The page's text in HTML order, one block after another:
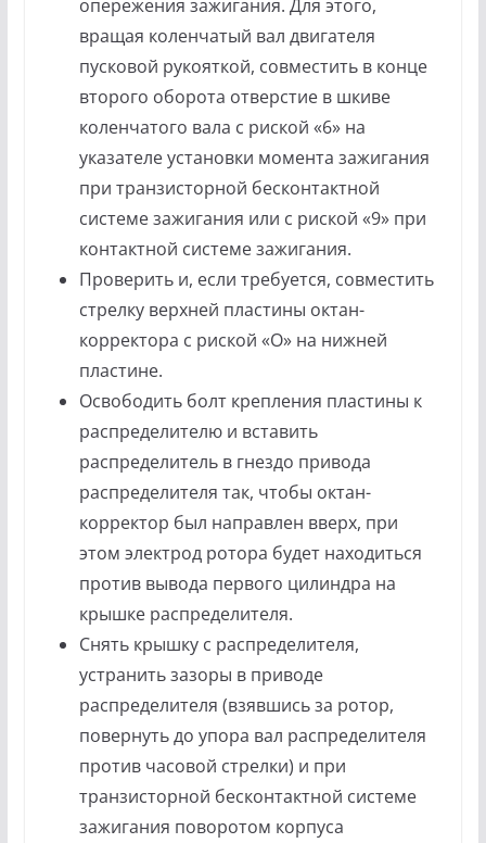
опережения зажигания. Для этого,
вращая коленчатый вал двигателя
пусковой рукояткой, совместить в конце
второго оборота отверстие в шкиве
коленчатого вала с риской «6» на
указателе установки момента зажигания
при транзисторной бесконтактной
системе зажигания или с риской «9» при
контактной системе зажигания.
Проверить и, если требуется, совместить
стрелку верхней пластины октан-
корректора с риской «О» на нижней
пластине.
Освободить болт крепления пластины к
распределителю и вставить
распределитель в гнездо привода
распределителя так, чтобы октан-
корректор был направлен вверх, при
этом электрод ротора будет находиться
против вывода первого цилиндра на
крышке распределителя.
Снять крышку с распределителя,
устранить зазоры в приводе
распределителя (взявшись за ротор,
повернуть до упора вал распределителя
против часовой стрелки) и при
транзисторной бесконтактной системе
зажигания поворотом корпуса